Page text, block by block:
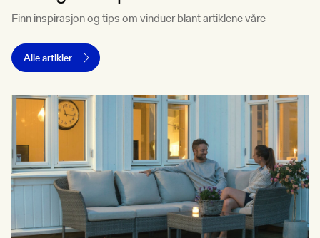
Finn inspirasjon og tips om vinduer blant artiklene våre
Alle artikler